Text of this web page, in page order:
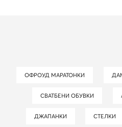
ОФРОУД МАРАТОНКИ
СВАТБЕНИ ОБУВКИ
ДЖАПАНКИ СТЕЛКИ